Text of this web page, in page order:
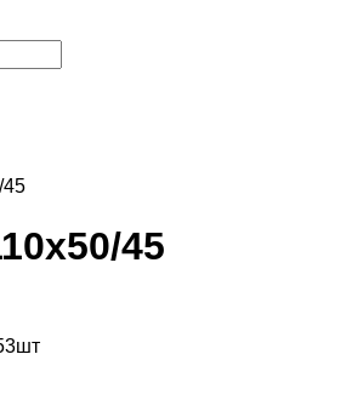
45
45